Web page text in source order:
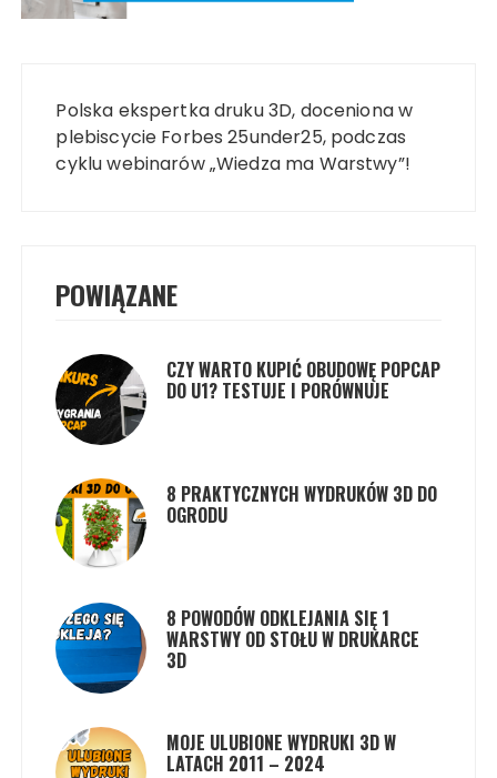
wpisu
Polska ekspertka druku 3D, doceniona w
plebiscycie Forbes 25under25, podczas
cyklu webinarów „Wiedza ma Warstwy”!
POWIĄZANE
CZY WARTO KUPIĆ OBUDOWĘ POPCAP
DO U1? TESTUJE I PORÓWNUJE
8 PRAKTYCZNYCH WYDRUKÓW 3D DO
OGRODU
8 POWODÓW ODKLEJANIA SIĘ 1
WARSTWY OD STOŁU W DRUKARCE
3D
MOJE ULUBIONE WYDRUKI 3D W
LATACH 2011 – 2024